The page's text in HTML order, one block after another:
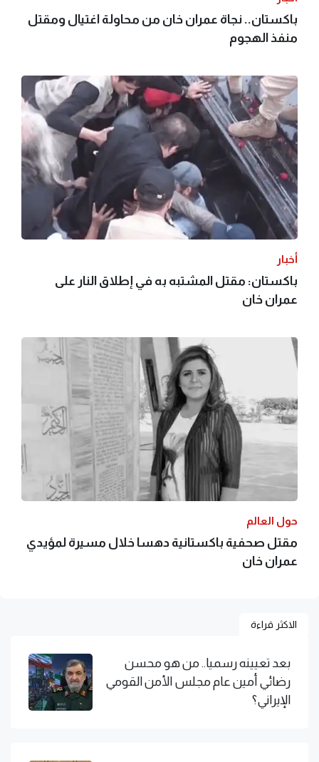
باكستان.. نجاة عمران خان من محاولة اغتيال ومقتل
منفذ الهجوم
أخبار
باكستان: مقتل المشتبه به في إطلاق النار على
عمران خان
حول العالم
مقتل صحفية باكستانية دهسا خلال مسيرة لمؤيدي
عمران خان
الاكثر قراءة
بعد تعيينه رسميا.. من هو محسن
رضائي أمين عام مجلس الأمن القومي
الإيراني؟